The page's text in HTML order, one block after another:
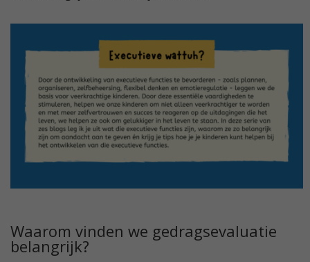
Waarom vinden we gedragsevaluatie
belangrijk?